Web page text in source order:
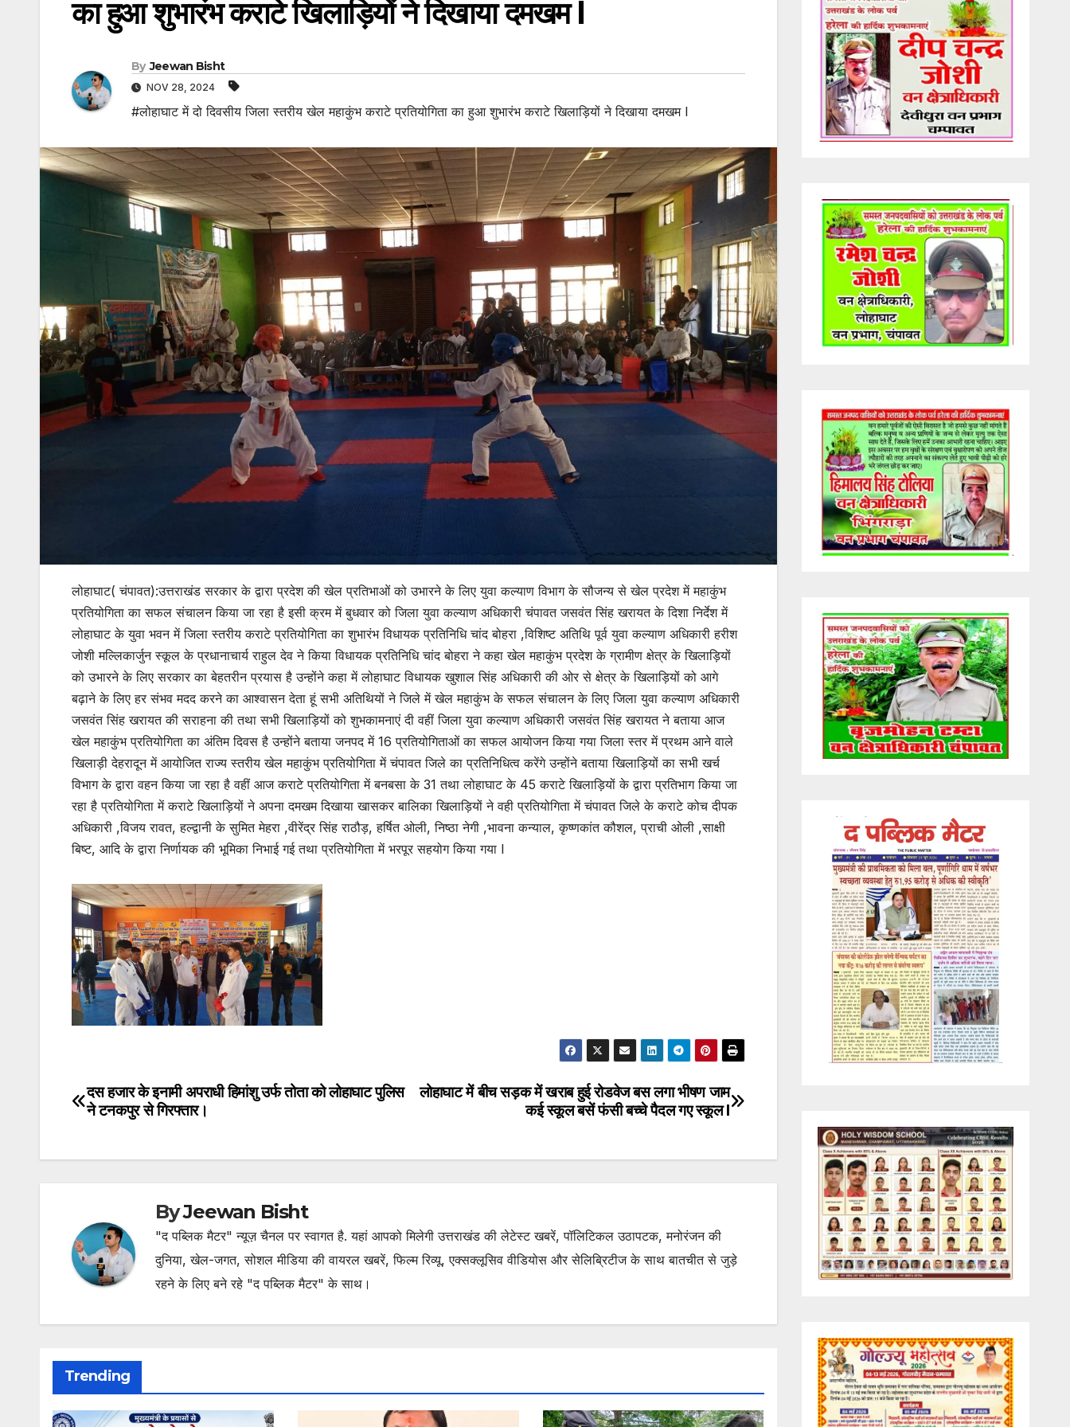
का हुआ शुभारंभ कराटे खिलाड़ियों ने दिखाया दमखम l
By Jeewan Bisht
NOV 28, 2024
#लोहाघाट में दो दिवसीय जिला स्तरीय खेल महाकुंभ कराटे प्रतियोगिता का हुआ शुभारंभ कराटे खिलाड़ियों ने दिखाया दमखम l
लोहाघाट( चंपावत):उत्तराखंड सरकार के द्वारा प्रदेश की खेल प्रतिभाओं को उभारने के लिए युवा कल्याण विभाग के सौजन्य से खेल प्रदेश में महाकुंभ
प्रतियोगिता का सफल संचालन किया जा रहा है इसी क्रम में बुधवार को जिला युवा कल्याण अधिकारी चंपावत जसवंत सिंह खरायत के दिशा निर्देश में
लोहाघाट के युवा भवन में जिला स्तरीय कराटे प्रतियोगिता का शुभारंभ विधायक प्रतिनिधि चांद बोहरा ,विशिष्ट अतिथि पूर्व युवा कल्याण अधिकारी हरीश
जोशी मल्लिकार्जुन स्कूल के प्रधानाचार्य राहुल देव ने किया विधायक प्रतिनिधि चांद बोहरा ने कहा खेल महाकुंभ प्रदेश के ग्रामीण क्षेत्र के खिलाड़ियों
को उभारने के लिए सरकार का बेहतरीन प्रयास है उन्होंने कहा में लोहाघाट विधायक खुशाल सिंह अधिकारी की ओर से क्षेत्र के खिलाड़ियों को आगे
बढ़ाने के लिए हर संभव मदद करने का आश्वासन देता हूं सभी अतिथियों ने जिले में खेल महाकुंभ के सफल संचालन के लिए जिला युवा कल्याण अधिकारी
जसवंत सिंह खरायत की सराहना की तथा सभी खिलाड़ियों को शुभकामनाएं दी वहीं जिला युवा कल्याण अधिकारी जसवंत सिंह खरायत ने बताया आज
खेल महाकुंभ प्रतियोगिता का अंतिम दिवस है उन्होंने बताया जनपद में 16 प्रतियोगिताओं का सफल आयोजन किया गया जिला स्तर में प्रथम आने वाले
खिलाड़ी देहरादून में आयोजित राज्य स्तरीय खेल महाकुंभ प्रतियोगिता में चंपावत जिले का प्रतिनिधित्व करेंगे उन्होंने बताया खिलाड़ियों का सभी खर्च
विभाग के द्वारा वहन किया जा रहा है वहीं आज कराटे प्रतियोगिता में बनबसा के 31 तथा लोहाघाट के 45 कराटे खिलाड़ियों के द्वारा प्रतिभाग किया जा
रहा है प्रतियोगिता में कराटे खिलाड़ियों ने अपना दमखम दिखाया खासकर बालिका खिलाड़ियों ने वही प्रतियोगिता में चंपावत जिले के कराटे कोच दीपक
अधिकारी ,विजय रावत, हल्द्वानी के सुमित मेहरा ,वीरेंद्र सिंह राठौड़, हर्षित ओली, निष्ठा नेगी ,भावना कन्याल, कृष्णकांत कौशल, प्राची ओली ,साक्षी
बिष्ट, आदि के द्वारा निर्णायक की भूमिका निभाई गई तथा प्रतियोगिता में भरपूर सहयोग किया गया l
Post
लोहाघाट में बीच सड़क में खराब हुई रोडवेज बस लगा भीषण जाम
कई स्कूल बसें फंसी बच्चे पैदल गए स्कूल l
दस हजार के इनामी अपराधी हिमांशु उर्फ तोता को लोहाघाट पुलिस
ने टनकपुर से गिरफ्तार।
ByJeewan Bisht
"द पब्लिक मैटर" न्यूज़ चैनल पर स्वागत है. यहां आपको मिलेगी उत्तराखंड की लेटेस्ट खबरें, पॉलिटिकल उठापटक, मनोरंजन की
दुनिया, खेल-जगत, सोशल मीडिया की वायरल खबरें, फिल्म रिव्यू, एक्सक्लूसिव वीडियोस और सेलिब्रिटीज के साथ बातचीत से जुड़े
रहने के लिए बने रहे "द पब्लिक मैटर" के साथ।
Trending